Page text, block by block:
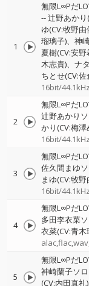
1
無限L∞Pだ
--辻野あかり
ゆ(CV:牧野
瑠璃子)、神
夏樹(CV:安
木志貴)、ナ
ちとせ(CV:佐
16bit/44.1kHz
2
無限L∞Pだ
辻野あかり
かり(CV:梅澤
16bit/44.1kHz
3
無限L∞Pだ
佐久間まゆ
まゆ(CV:牧野
16bit/44.1kHz
4
無限L∞Pだ
多田李衣菜
衣菜(CV:青木
5
無限L∞Pだ
神崎蘭子ソ
(CV:内田真礼)